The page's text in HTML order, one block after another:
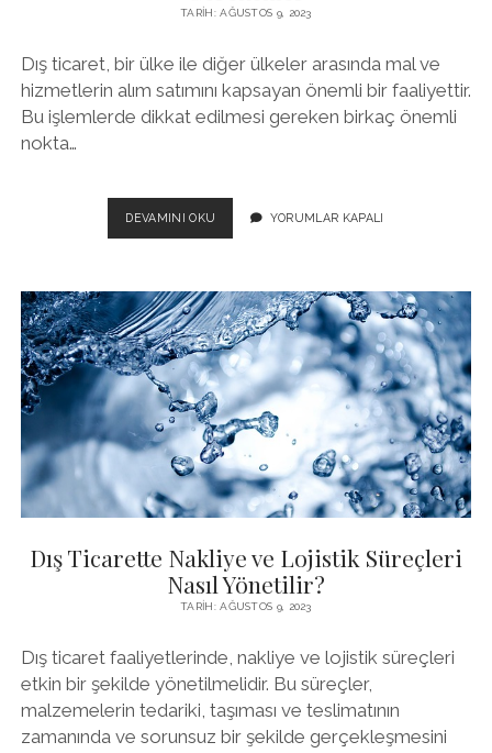
TARIH: AĞUSTOS 9, 2023
Dış ticaret, bir ülke ile diğer ülkeler arasında mal ve
hizmetlerin alım satımını kapsayan önemli bir faaliyettir.
Bu işlemlerde dikkat edilmesi gereken birkaç önemli
nokta…
DEVAMINI OKU
TICARET
EDILMESI
GEREKENLER
YORUMLAR KAPALI
Dış Ticarette Nakliye ve Lojistik Süreçleri
Nasıl Yönetilir?
TARIH: AĞUSTOS 9, 2023
Dış ticaret faaliyetlerinde, nakliye ve lojistik süreçleri
etkin bir şekilde yönetilmelidir. Bu süreçler,
malzemelerin tedariki, taşıması ve teslimatının
zamanında ve sorunsuz bir şekilde gerçekleşmesini